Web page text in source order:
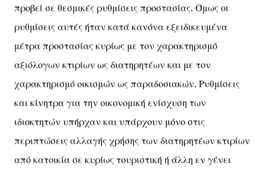
προβεί σε θεσμικές ρυθμίσεις προστασίας. Όμως οι
ρυθμίσεις αυτές ήταν κατά κανόνα εξειδικευμένα
μέτρα προστασίας κυρίως με τον χαρακτηρισμό
αξιόλογων κτιρίων ως διατηρητέων και με τον
χαρακτηρισμό οικισμών ως παραδοσιακών. Ρυθμίσεις
και κίνητρα για την οικονομική ενίσχυση των
ιδιοκτητών υπήρχαν και υπάρχουν μόνο στις
περιπτώσεις αλλαγής χρήσης των διατηρητέων κτιρίων
από κατοικία σε κυρίως τουριστική ή άλλη εν γένει